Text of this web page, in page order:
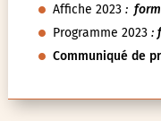
Affiche 2023:
Programme 2023 :
Communiqué de